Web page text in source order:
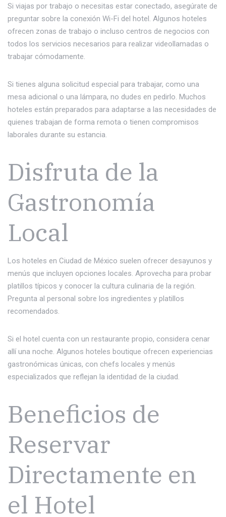
Si viajas por trabajo o necesitas estar conectado, asegúrate de
preguntar sobre la conexión Wi-Fi del hotel. Algunos hoteles
ofrecen zonas de trabajo o incluso centros de negocios con
todos los servicios necesarios para realizar videollamadas o
trabajar cómodamente.
Si tienes alguna solicitud especial para trabajar, como una
mesa adicional o una lámpara, no dudes en pedirlo. Muchos
hoteles están preparados para adaptarse a las necesidades de
quienes trabajan de forma remota o tienen compromisos
laborales durante su estancia.
Disfruta de la
Gastronomía
Local
Los hoteles en Ciudad de México suelen ofrecer desayunos y
menús que incluyen opciones locales. Aprovecha para probar
platillos típicos y conocer la cultura culinaria de la región.
Pregunta al personal sobre los ingredientes y platillos
recomendados.
Si el hotel cuenta con un restaurante propio, considera cenar
allí una noche. Algunos hoteles boutique ofrecen experiencias
gastronómicas únicas, con chefs locales y menús
especializados que reflejan la identidad de la ciudad.
Beneficios de
Reservar
Directamente en
el Hotel